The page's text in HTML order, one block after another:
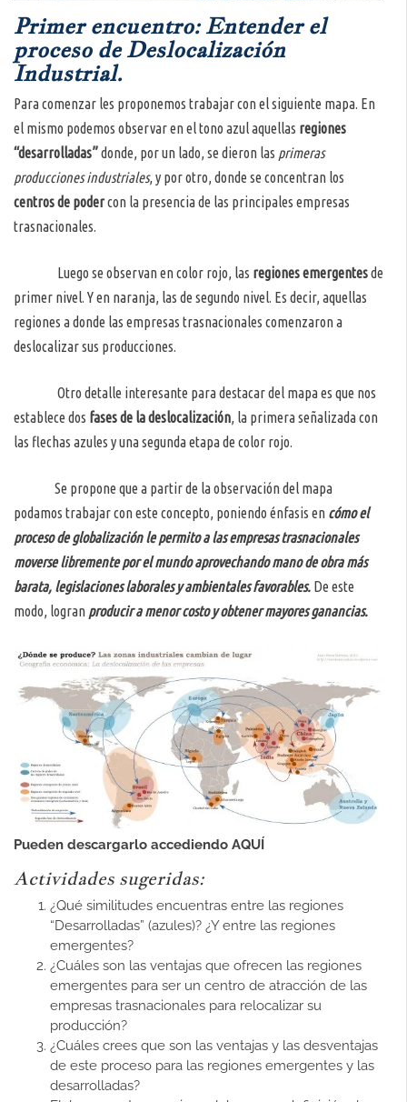
Primer encuentro: Entender el
proceso de Deslocalización
Industrial.
Para comenzar les proponemos trabajar con el siguiente mapa. En
el mismo podemos observar en el tono azul aquellas regiones
“desarrolladas”donde, por un lado, se dieron las primeras
producciones industriales, y por otro, donde se concentran los
centros de podercon la presencia de las principales empresas
trasnacionales.
Luego se observan en color rojo, las regiones emergentesde
primer nivel. Y en naranja, las de segundo nivel. Es decir, aquellas
regiones a donde las empresas trasnacionales comenzaron a
deslocalizar sus producciones.
Otro detalle interesante para destacar del mapa es que nos
establece dos fases de la deslocalización, la primera señalizada con
las flechas azules y una segunda etapa de color rojo.
Se propone que a partir de la observación del mapa
podamos trabajar con este concepto, poniendo énfasis en cómo el
proceso de globalización le permito a las empresas trasnacionales
moverse libremente por el mundo aprovechando mano de obra más
barata, legislaciones laborales y ambientales favorables. De este
modo, logran producir a menor costo y obtener mayores ganancias.
Pueden descargarlo accediendo AQUÍ
Actividades sugeridas:
¿Qué similitudes encuentras entre las regiones
“Desarrolladas” (azules)? ¿Y entre las regiones
emergentes?
¿Cuáles son las ventajas que ofrecen las regiones
emergentes para ser un centro de atracción de las
empresas trasnacionales para relocalizar su
producción?
¿Cuáles crees que son las ventajas y las desventajas
de este proceso para las regiones emergentes y las
desarrolladas?